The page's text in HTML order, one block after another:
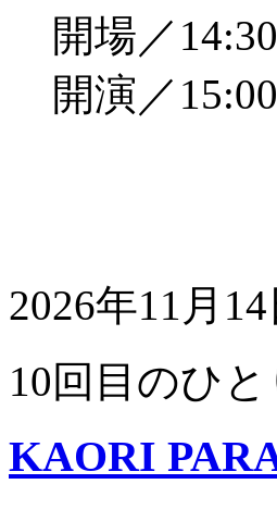
開場／14:30
開演／15:00
2026年11月
10回目のひ
KAORI